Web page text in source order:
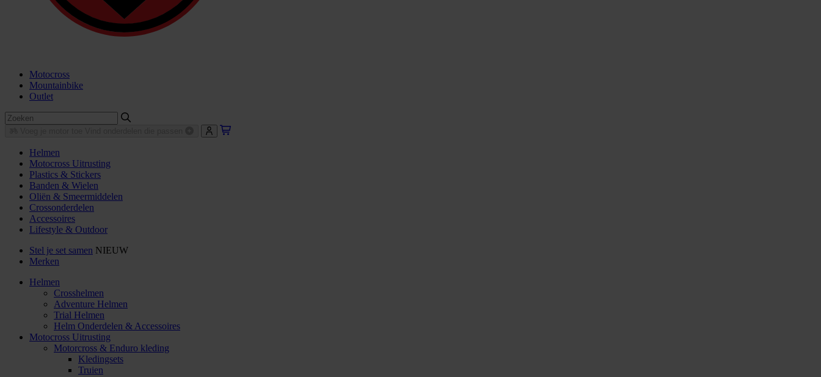
Motocross
Mountainbike
Outlet
Helmen
Motocross Uitrusting
Plastics & Stickers
Banden & Wielen
Oliën & Smeermiddelen
Crossonderdelen
Accessoires
Lifestyle & Outdoor
Stel je set samen NIEUW
Merken
Helmen
Crosshelmen
Adventure Helmen
Trial Helmen
Helm Onderdelen & Accessoires
Motocross Uitrusting
Motorcross & Enduro kleding
Kledingsets
Truien